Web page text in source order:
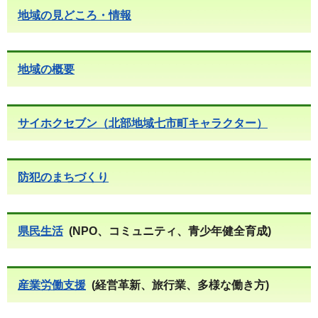
地域の見どころ・情報
地域の概要
サイホクセブン（北部地域七市町キャラクター）
防犯のまちづくり
県民生活(NPO、コミュニティ、青少年健全育成)
産業労働支援 (経営革新、旅行業、多様な働き方)